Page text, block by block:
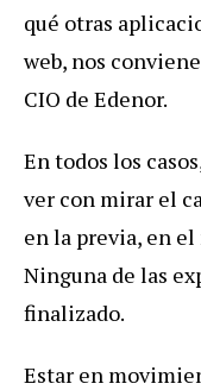
qué otras
web, nos
CIO de Edenor.
En todos los
ver con mirar el
en la previa, en
Ninguna de las
finalizado.
Estar en